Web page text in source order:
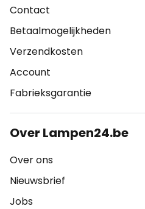
Contact
Betaalmogelijkheden
Verzendkosten
Account
Fabrieksgarantie
Over Lampen24.be
Over ons
Nieuwsbrief
Jobs